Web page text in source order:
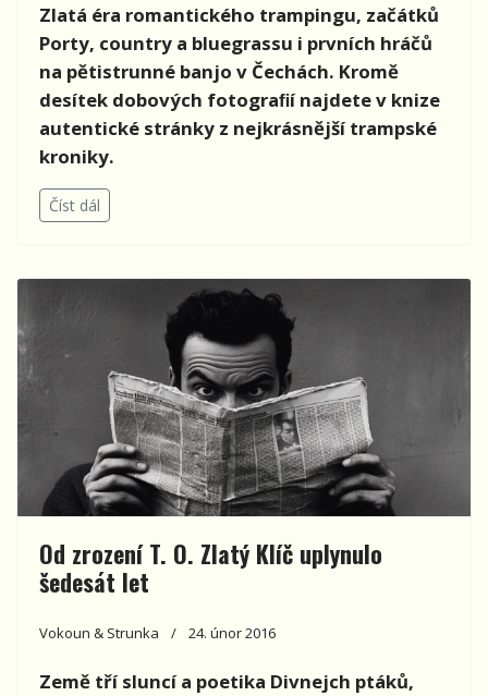
Zlatá éra romantického trampingu, začátků
Porty, country a bluegrassu i prvních hráčů
na pětistrunné banjo v Čechách. Kromě
desítek dobových fotograﬁí najdete v knize
autentické stránky z nejkrásnější trampské
kroniky.
Číst dál
Od zrození T. O. Zlatý Klíč uplynulo
šedesát let
Vokoun & Strunka 24. únor 2016
Země tří sluncí a poetika Divnejch ptáků,